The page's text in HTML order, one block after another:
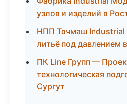
узлов и изделий в
НПП Точмаш Industrial
литьё под давлением
ПК Line Групп —
технологическая
Сургут